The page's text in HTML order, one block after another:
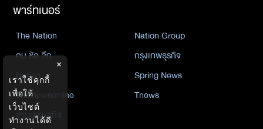
พาร์ทเนอร์
The Nation
Nation Group
คม ชัด ลึก
กรุงเทพธุรกิจ
Nation
Spring News
Thainewsonline
Tnews
ฐานเศรษฐกิจ
×
เราใช้คุกกี้
เพื่อให้
เว็บไซต์
ทำงานได้ดี